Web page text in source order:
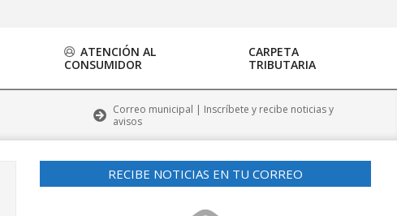
ATENCIÓN AL
CONSUMIDOR
CARPETA
TRIBUTARIA
Correo municipal | Inscríbete y recibe noticias y
avisos
RECIBE NOTICIAS EN TU CORREO